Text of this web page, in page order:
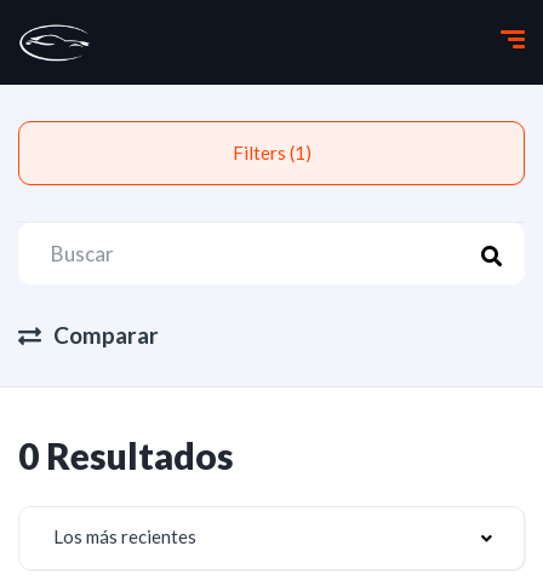
Filters (1)
Comparar
0 Resultados
Los más recientes